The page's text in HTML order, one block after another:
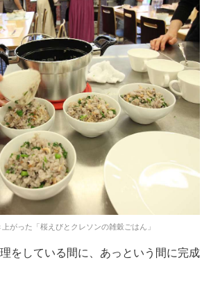
がった「桜えびとクレソンの雑穀ごはん」
をしている間に、あっという間に完成